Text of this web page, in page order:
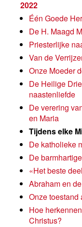
2022
Één Goede
De H. Maagd
Priesterlijke
Van de
Onze Moeder
De Heilige
naastenliefde
De verering
en Maria
Tijdens elke
De katholieke
De
«Het beste
Abraham en
Onze toestand
Hoe
Christus?